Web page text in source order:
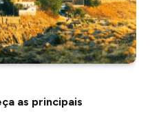
as principais